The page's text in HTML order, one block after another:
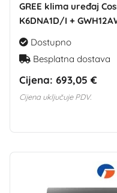
GREE klima uređaj
K6DNA1D/I +
Dostupno
Besplatna dostava
Cijena: 693,05 €
Cijena uključuje PDV.